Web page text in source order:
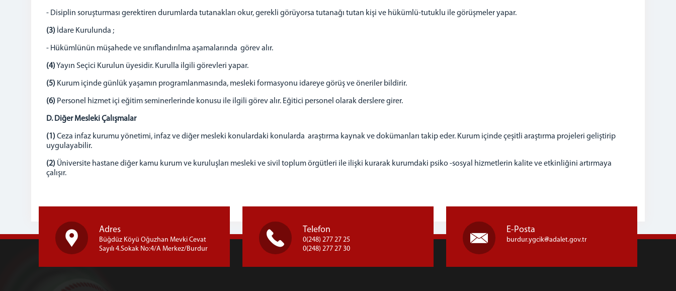
- Disiplin soruşturması gerektiren durumlarda tutanakları okur, gerekli görüyorsa tutanağı tutan kişi ve hükümlü-tutuklu ile görüşmeler yapar.
(3) İdare Kurulunda ;
- Hükümlünün müşahede ve sınıflandırılma aşamalarında görev alır.
(4)Yayın Seçici Kurulun üyesidir. Kurulla ilgili görevleri yapar.
(5) Kurum içinde günlük yaşamın programlanmasında, mesleki formasyonu idareye görüş ve öneriler bildirir.
(6) Personel hizmet içi eğitim seminerlerinde konusu ile ilgili görev alır. Eğitici personel olarak derslere girer.
D. Diğer Mesleki Çalışmalar
(1)Ceza infaz kurumu yönetimi, infaz ve diğer mesleki konulardaki konularda araştırma kaynak ve dokümanları takip eder. Kurum içinde çeşitli araştırma projeleri geliştirip
uygulayabilir.
(2) Üniversite hastane diğer kamu kurum ve kuruluşları mesleki ve sivil toplum örgütleri ile ilişki kurarak kurumdaki psiko -sosyal hizmetlerin kalite ve etkinliğini artırmaya
çalışır.
Adres
Büğdüz Köyü Oğuzhan Mevki Cevat
Sayılı 4.Sokak No:4/A Merkez/Burdur
Telefon
0(248) 277 27 25
0(248) 277 27 30
E-Posta
burdur.ygcik adalet.gov.tr